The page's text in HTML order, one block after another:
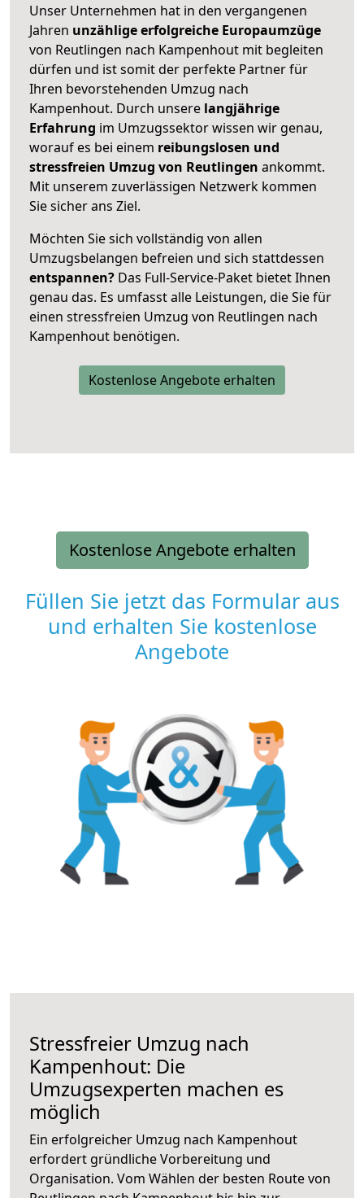
Unser Unternehmen hat in den vergangenen
Jahren unzählige erfolgreiche Europaumzüge
von Reutlingen nach Kampenhout mit begleiten
dürfen und ist somit der perfekte Partner für
Ihren bevorstehenden Umzug nach
Kampenhout. Durch unsere langjährige
Erfahrung im Umzugssektor wissen wir genau,
worauf es bei einem reibungslosen und
stressfreien Umzug von Reutlingen ankommt.
Mit unserem zuverlässigen Netzwerk kommen
Sie sicher ans Ziel.
Möchten Sie sich vollständig von allen
Umzugsbelangen befreien und sich stattdessen
entspannen? Das Full-Service-Paket bietet Ihnen
genau das. Es umfasst alle Leistungen, die Sie für
einen stressfreien Umzug von Reutlingen nach
Kampenhout benötigen.
Kostenlose Angebote erhalten
Kostenlose Angebote erhalten
Füllen Sie jetzt das Formular aus
und erhalten Sie kostenlose
Angebote
Stressfreier Umzug nach
Kampenhout: Die
Umzugsexperten machen es
möglich
Ein erfolgreicher Umzug nach Kampenhout
erfordert gründliche Vorbereitung und
Organisation. Vom Wählen der besten Route von